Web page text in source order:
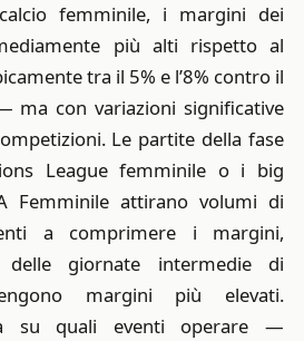
femminile, i margini dei
più alti rispetto al
tra il 5% e l’8% contro il
ma con variazioni significative
Le partite della fase
League femminile o i big
Femminile attirano volumi di
a comprimere i margini,
giornate intermedie di
margini più elevati.
su quali eventi operare —